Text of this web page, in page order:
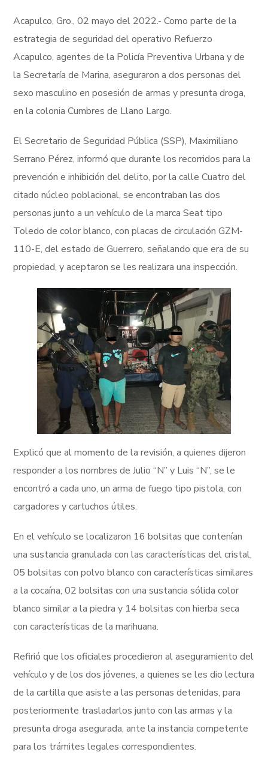
Acapulco, Gro., 02 mayo del 2022.- Como parte de la
estrategia de seguridad del operativo Refuerzo
Acapulco, agentes de la Policía Preventiva Urbana y de
la Secretaría de Marina, aseguraron a dos personas del
sexo masculino en posesión de armas y presunta droga,
en la colonia Cumbres de Llano Largo.
El Secretario de Seguridad Pública (SSP), Maximiliano
Serrano Pérez, informó que durante los recorridos para la
prevención e inhibición del delito, por la calle Cuatro del
citado núcleo poblacional, se encontraban las dos
personas junto a un vehículo de la marca Seat tipo
Toledo de color blanco, con placas de circulación GZM-
110-E, del estado de Guerrero, señalando que era de su
propiedad, y aceptaron se les realizara una inspección.
Explicó que al momento de la revisión, a quienes dijeron
responder a los nombres de Julio “N” y Luis “N”, se le
encontró a cada uno, un arma de fuego tipo pistola, con
cargadores y cartuchos útiles.
En el vehículo se localizaron 16 bolsitas que contenían
una sustancia granulada con las características del cristal,
05 bolsitas con polvo blanco con características similares
a la cocaína, 02 bolsitas con una sustancia sólida color
blanco similar a la piedra y 14 bolsitas con hierba seca
con características de la marihuana.
Refirió que los oficiales procedieron al aseguramiento del
vehículo y de los dos jóvenes, a quienes se les dio lectura
de la cartilla que asiste a las personas detenidas, para
posteriormente trasladarlos junto con las armas y la
presunta droga asegurada, ante la instancia competente
para los trámites legales correspondientes.